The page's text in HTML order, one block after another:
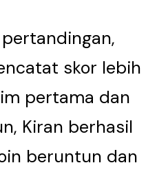
skor lebih
pertama dan
Kiran berhasil
beruntun dan